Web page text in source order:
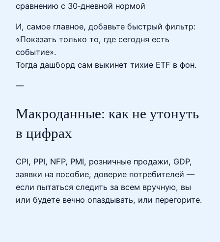
сравнению с 30‑дневной нормой
И, самое главное, добавьте быстрый фильтр:
«Показать только то, где сегодня есть
событие».
Тогда дашборд сам выкинет тихие ETF в фон.
—
Макроданные: как не утонуть
в цифрах
CPI, PPI, NFP, PMI, розничные продажи, GDP,
заявки на пособие, доверие потребителей —
если пытаться следить за всем вручную, вы
или будете вечно опаздывать, или перегорите.